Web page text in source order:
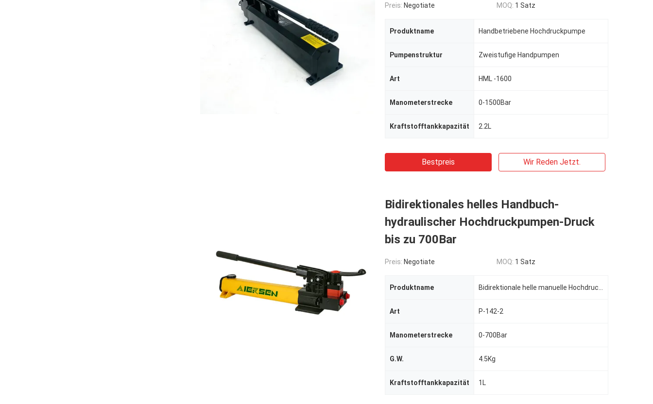
Preis: Negotiate MOQ: 1 Satz
Produktname Handbetriebene Hochdruckpumpe
Pumpenstruktur Zweistufige Handpumpen
Art HML -1600
Manometerstrecke 0-1500Bar
Kraftstofftankkapazität 2.2L
Bestpreis Wir Reden Jetzt.
Bidirektionales helles Handbuch-
hydraulischer Hochdruckpumpen-Druck
bis zu 700Bar
Preis: Negotiate MOQ: 1 Satz
Produktname
Art P-142-2
Manometerstrecke 0-700Bar
G.W. 4.5Kg
Kraftstofftankkapazität 1L